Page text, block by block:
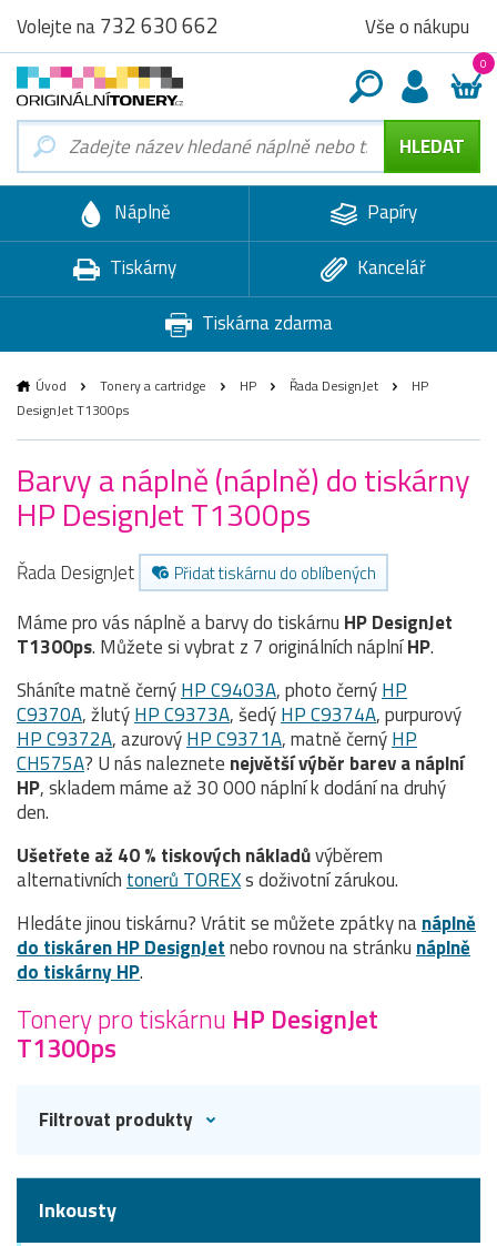
Volejte na732 630 662 Vše o nákupu
0
Náplně
Papíry
Tiskárny
Kancelář
Tiskárna zdarma
Úvod Tonery a cartridge HP Řada DesignJet
HP
DesignJet T1300ps
Barvy a náplně (náplně) do tiskárny
HP DesignJet T1300ps
Řada DesignJet Přidat tiskárnu do oblíbených
Máme pro vás náplně a barvy do tiskárnu HP DesignJet
T1300ps. Můžete si vybrat z 7 originálních náplníHP.
Sháníte matně černýHP C9403A, photo černýHP
C9370A, žlutýHP C9373A, šedýHP C9374A, purpurový
HP C9372A, azurovýHP C9371A, matně černýHP
CH575A? U nás naleznete největší výběr barev a náplní
HP, skladem máme až 30 000 náplní k dodání na druhý
den.
Ušetřete až 40 % tiskových nákladůvýběrem
alternativních tonerů TOREXs doživotní zárukou.
Hledáte jinou tiskárnu? Vrátit se můžete zpátky nanáplně
do tiskáren HP DesignJetnebo rovnou na stránku náplně
do tiskárny HP.
Tonery pro tiskárnu HP DesignJet
T1300ps
Filtrovat produkty
Inkousty